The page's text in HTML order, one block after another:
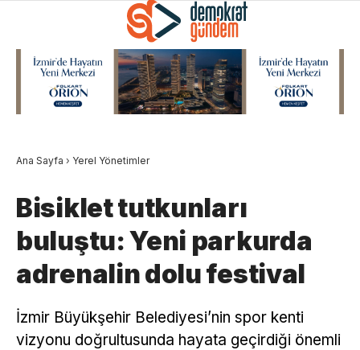
Ana Sayfa › Yerel Yönetimler
Bisiklet tutkunları
buluştu: Yeni parkurda
adrenalin dolu festival
İzmir Büyükşehir Belediyesi’nin spor kenti
vizyonu doğrultusunda hayata geçirdiği önemli